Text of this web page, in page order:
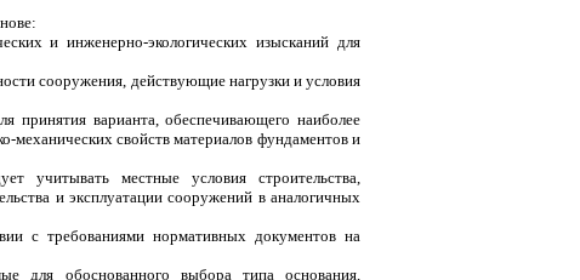
и инженерно-экологических изысканий для
сооружения, действующие нагрузки и условия
принятия варианта, обеспечивающего наиболее
механических свойств материалов фундаментов и
учитывать местные условия строительства,
и эксплуатации сооружений в аналогичных
с требованиями нормативных документов на
для обоснованного выбора типа основания,